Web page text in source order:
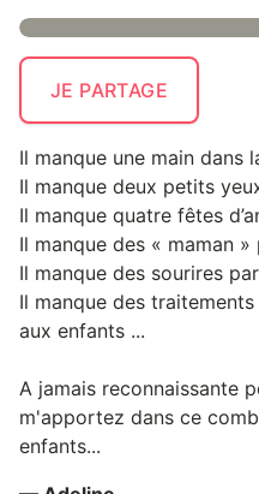
JE PARTAGE
Il manque une main dans
Il manque deux petits
Il manque quatre fêtes
Il manque des « maman »
Il manque des sourires
Il manque des
aux enfants ...
A jamais reconnaissante
m'apportez dans ce
enfants...